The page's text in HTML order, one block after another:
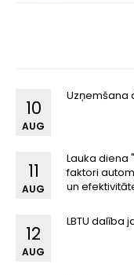
Uzņemšana
10
AUG
Lauka diena
faktori
un
11
AUG
LBTU dalība
12
AUG